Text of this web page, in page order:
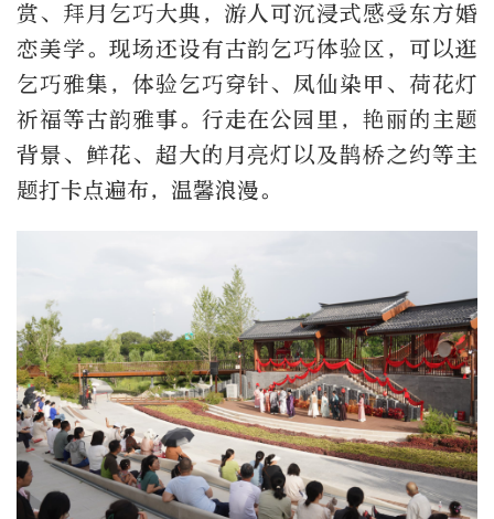
赏、拜月乞巧大典，游人可沉浸式感受东方婚
恋美学。现场还设有古韵乞巧体验区，可以逛
乞巧雅集，体验乞巧穿针、凤仙染甲、荷花灯
祈福等古韵雅事。行走在公园里，艳丽的主题
背景、鲜花、超大的月亮灯以及鹊桥之约等主
题打卡点遍布，温馨浪漫。